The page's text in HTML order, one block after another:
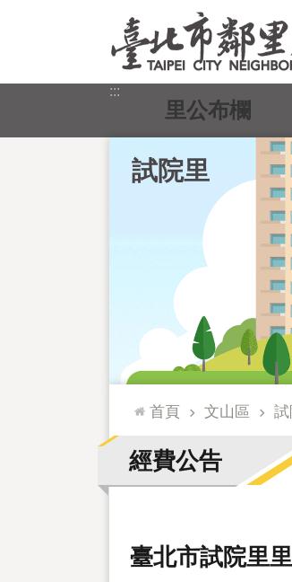
:::
試院里
里公布欄
::: 首頁 文山區 試
經費公告
臺北市試院里